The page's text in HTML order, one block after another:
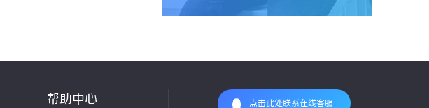
帮助中心 点击此处联系在线客服